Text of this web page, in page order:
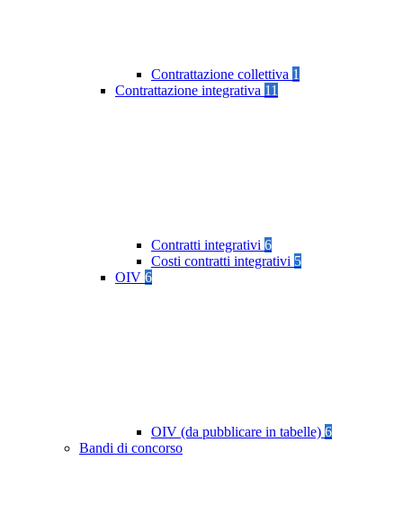
Contrattazione collettiva 1
Contrattazione integrativa 11
Contratti integrativi 6
Costi contratti integrativi 5
OIV 6
OIV (da pubblicare in tabelle) 6
Bandi di concorso